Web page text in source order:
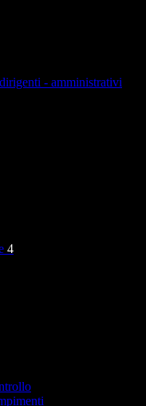
- amministrativi
4